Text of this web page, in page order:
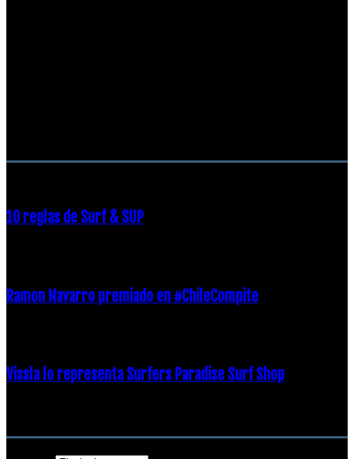
10 reglas de Surf & SUP
Ramon Navarro premiado en #ChileCompite
Vissla lo representa Surfers Paradise Surf Shop